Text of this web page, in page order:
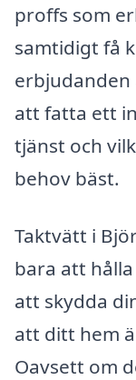
proffs som
samtidigt få
att fatta ett
tjänst och
behov bäst.
Taktvätt i
bara att
att skydda
att ditt hem
Oavsett om